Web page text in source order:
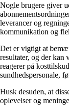
Nogle brugere giver
leverancer og
kommunikation og
Det er vigtigt at
resultater, og der
reagerer på
sundhedspersonale,
Husk desuden, at
oplevelser og